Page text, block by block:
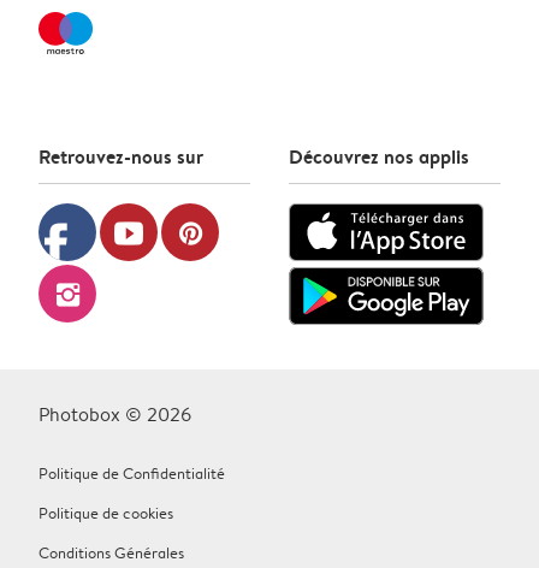
Retrouvez-nous sur
facebook youtube pinterest
instagram
Découvrez nos applis
Photobox © 2026
Politique de Confidentialité
Politique de cookies
Conditions Générales